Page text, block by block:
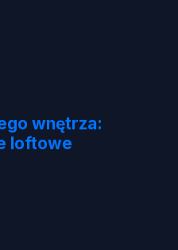
wnętrza:
loftowe